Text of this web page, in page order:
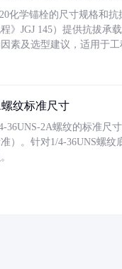
化学锚栓的尺寸规格和
》JGJ 145）提供抗拔承
素及选型建议，适用于工
螺纹标准尺寸
36UNS-2A螺纹的标准尺
准）。针对1/4-36UNS螺